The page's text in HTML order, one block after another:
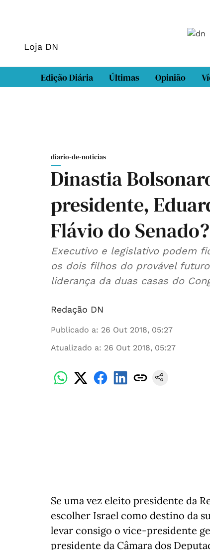
Loja DN
Edição Diária Últimas Opinião
diario-de-noticias
Dinastia
presidente,
Flávio do Senado?
Executivo e legislativo podem
os dois filhos do provável
liderança da duas casas do
Redação DN
Publicado a: 26 Out 2018, 05:27
Atualizado a: 26 Out 2018, 05:27
Se uma vez eleito presidente da
escolher Israel como destino da
levar consigo o vice-presidente
presidente da Câmara dos